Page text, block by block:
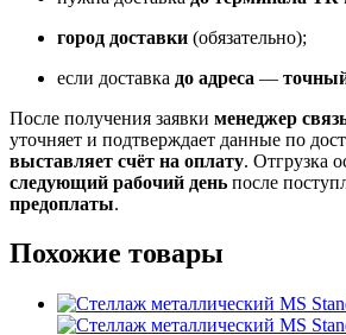
город доставки (обязательно);
если доставка до адреса —
После получения заявки менеджер
уточняет и подтверждает данные по
выставляет счёт на оплату. Отгрузка
следующий рабочий день после
предоплаты.
Похожие товары